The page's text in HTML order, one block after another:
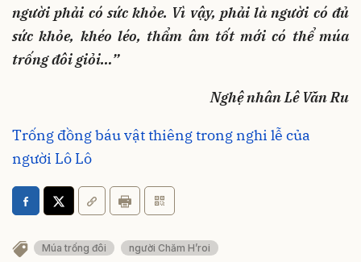
người phải có sức khỏe. Vì vậy, phải là người có đủ
sức khỏe, khéo léo, thẩm âm tốt mới có thể múa
trống đôi giỏi…”
Nghệ nhân Lê Văn Ru
Trống đồng báu vật thiêng trong nghi lễ của
người Lô Lô
Múa trống đôi người Chăm H’roi